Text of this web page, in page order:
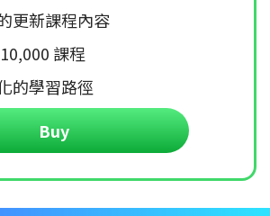
更新課程內容
課程
的學習路徑
Buy